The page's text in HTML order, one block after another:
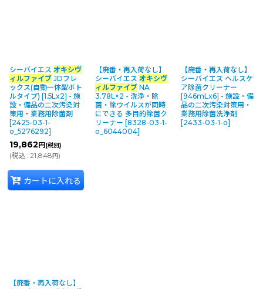
シーバイエス オキシヴ
ィルファイブ JDフレ
ックス(自動一体型ボト
ルタイプ) [1.5Lx2] - 施
設・備品の二次汚染対
策用・業務用除菌剤
[2425-03-1-
o_5276292]
19,862 円 (税別)
(税込: 21,848円)
カートに入れる
【廃番・再入荷なし】
シーバイエス オキシヴ
ィルファイブNA
3.78L×2 - 洗浄・除
菌・除ウイルスが同時
にできる 多目的除菌ク
リーナー [8328-03-1-
o_6044004]
【廃番・再入荷なし】
シーバイエス ヘルスケ
ア除菌クリーナー
[946mLx6] - 施設・備
品の二次汚染対策用・
業務用除菌洗浄剤
[2433-03-1-o]
【廃番・再入荷なし】